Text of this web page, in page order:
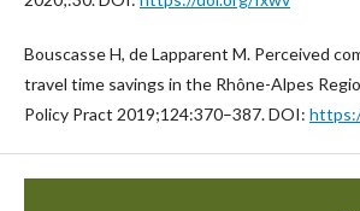
Bouscasse H, de Lapparent M. Perceived
travel time savings in the Rhône-Alpes
Policy Pract 2019;124:370–387. DOI: